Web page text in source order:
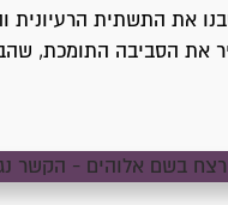
את התשתית הרעיונית
את הסביבה התומכת,